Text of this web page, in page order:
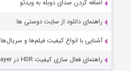
اضافه کردن صدای دوبله به ویدئو
راهنمای دانلود از سایت دوستی ها
آشنایی با انواع کیفیت فیلم‌ها و سریال‌ها
راهنمای فعال سازی کیفیت HDR در PotPlayer